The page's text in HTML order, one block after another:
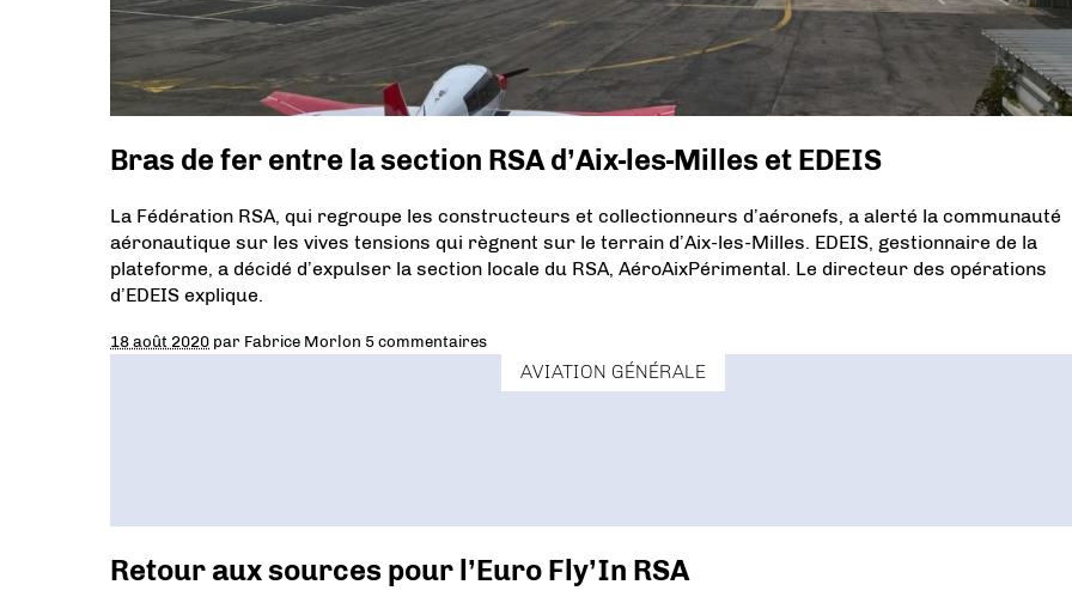
Bras de fer entre la section RSA d’Aix-les-Milles et EDEIS
La Fédération RSA, qui regroupe les constructeurs et collectionneurs d’aéronefs, a alerté la communauté
aéronautique sur les vives tensions qui règnent sur le terrain d’Aix-les-Milles. EDEIS, gestionnaire de la
plateforme, a décidé d’expulser la section locale du RSA, AéroAixPérimental. Le directeur des opérations
d’EDEIS explique.
18 août 2020 par Fabrice Morlon 5 commentaires
AVIATION GÉNÉRALE
Retour aux sources pour l’Euro Fly’In RSA